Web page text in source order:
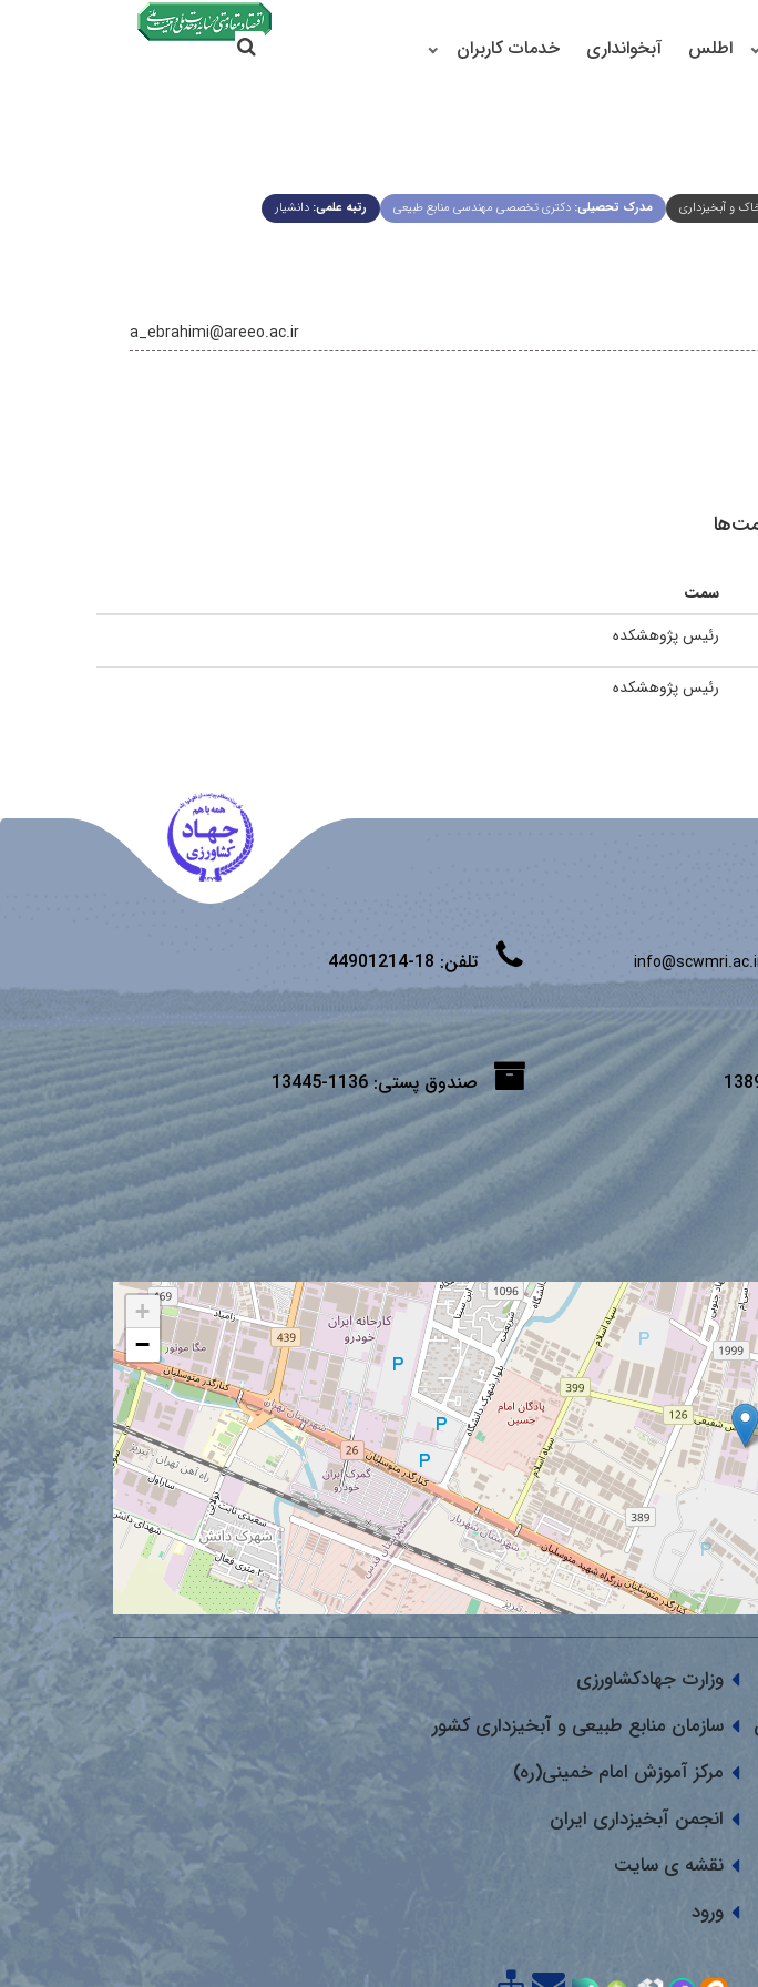
اطلس آبخوانداری خدمات کاربران جستجو
جستجو در سایت
و آبخیزداری مدرک تحصیلی: دکتری تخصصی مهندسی منابع طبیعی رتبه علمی: دانشیار
a_ebrahimi@areeo.ac.ir
سمت
رئیس پژوهشکده
رئیس پژوهشکده
تلفن: 18-44901214
صندوق پستی:1136-13445
+
−
وزارت جهادکشاورزی
سازمان منابع طبیعی و آبخیزداری کشور
مرکز آموزش امام خمینی(ره)
انجمن آبخیزداری ایران
نقشه ی سایت
ورود